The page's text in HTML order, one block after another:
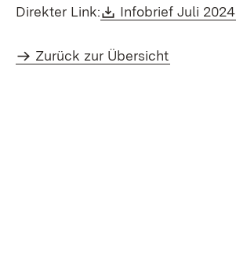
Direkter Link: Download:
Infobrief Juli 2024
Zurück zur Übersicht